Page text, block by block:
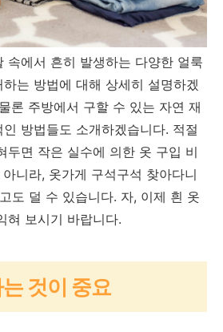
속에서 흔히 발생하는 다양한 얼룩
는 방법에 대해 상세히 설명하겠
론 주방에서 구할 수 있는 자연 재
방법들도 소개하겠습니다. 적절
두면 작은 실수에 의한 옷 구입 비
니라, 옷가게 구석구석 찾아다니
도 덜 수 있습니다. 자, 이제 흰 옷
혀 보시기 바랍니다.
것이 중요